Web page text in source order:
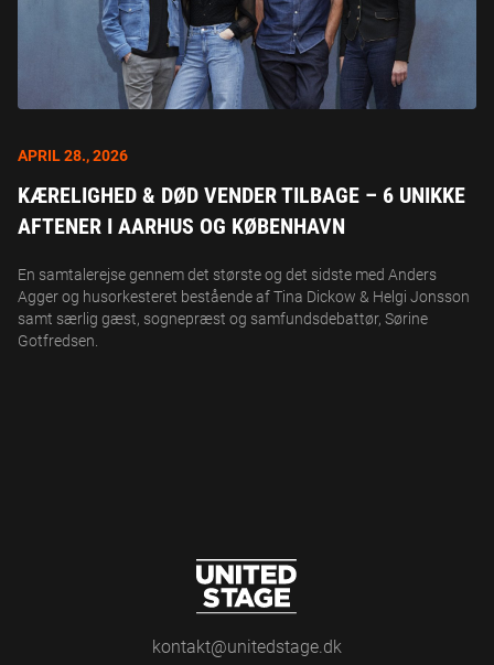
APRIL 28., 2026
KÆRELIGHED & DØD VENDER TILBAGE – 6 UNIKKE
AFTENER I AARHUS OG KØBENHAVN
En samtalerejse gennem det største og det sidste med Anders
Agger og husorkesteret bestående af Tina Dickow & Helgi Jonsson
samt særlig gæst, sognepræst og samfundsdebattør, Sørine
Gotfredsen.
kontakt@unitedstage.dk